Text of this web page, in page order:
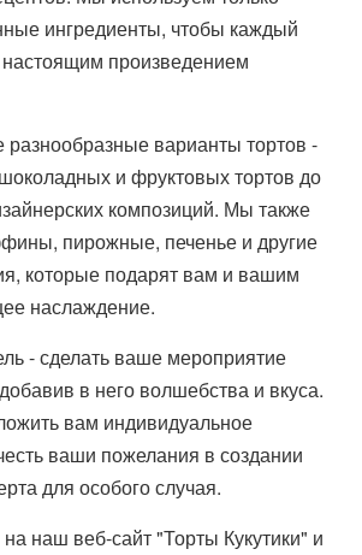
ингредиенты, чтобы каждый
произведением
разнообразные варианты тортов -
и фруктовых тортов до
композиций. Мы также
пирожные, печенье и другие
которые подарят вам и вашим
наслаждение.
- сделать ваше мероприятие
в него волшебства и вкуса.
вам индивидуальное
ваши пожелания в создании
для особого случая.
наш веб-сайт "Торты Кукутики" и